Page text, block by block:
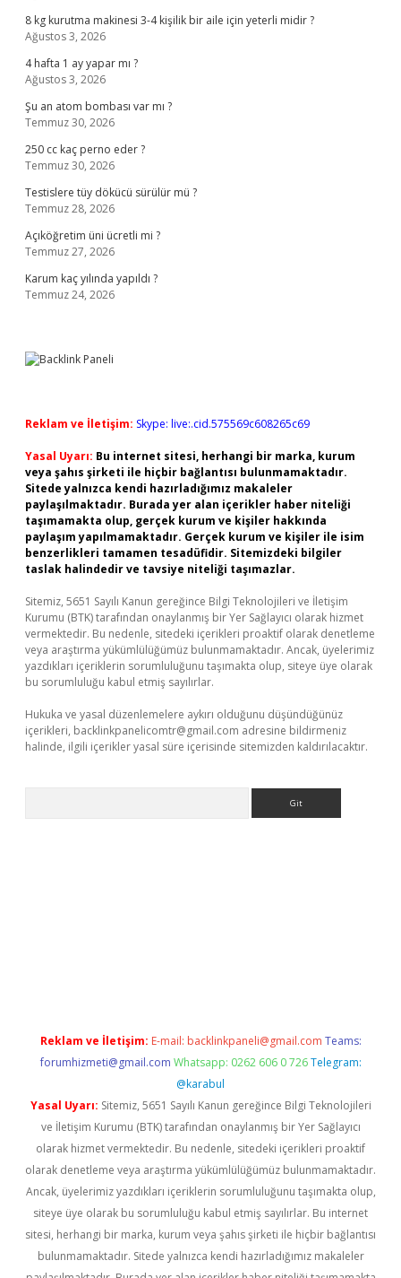
8 kg kurutma makinesi 3-4 kişilik bir aile için yeterli midir ?
Ağustos 3, 2026
4 hafta 1 ay yapar mı ?
Ağustos 3, 2026
Şu an atom bombası var mı ?
Temmuz 30, 2026
250 cc kaç perno eder ?
Temmuz 30, 2026
Testislere tüy dökücü sürülür mü ?
Temmuz 28, 2026
Açıköğretim üni ücretli mi ?
Temmuz 27, 2026
Karum kaç yılında yapıldı ?
Temmuz 24, 2026
Reklam ve İletişim: Skype: live:.cid.575569c608265c69
Yasal Uyarı: Bu internet sitesi, herhangi bir marka, kurum
veya şahıs şirketi ile hiçbir bağlantısı bulunmamaktadır.
Sitede yalnızca kendi hazırladığımız makaleler
paylaşılmaktadır. Burada yer alan içerikler haber niteliği
taşımamakta olup, gerçek kurum ve kişiler hakkında
paylaşım yapılmamaktadır. Gerçek kurum ve kişiler ile isim
benzerlikleri tamamen tesadüfidir. Sitemizdeki bilgiler
taslak halindedir ve tavsiye niteliği taşımazlar.
Sitemiz, 5651 Sayılı Kanun gereğince Bilgi Teknolojileri ve İletişim
Kurumu (BTK) tarafından onaylanmış bir Yer Sağlayıcı olarak hizmet
vermektedir. Bu nedenle, sitedeki içerikleri proaktif olarak denetleme
veya araştırma yükümlülüğümüz bulunmamaktadır. Ancak, üyelerimiz
yazdıkları içeriklerin sorumluluğunu taşımakta olup, siteye üye olarak
bu sorumluluğu kabul etmiş sayılırlar.
Hukuka ve yasal düzenlemelere aykırı olduğunu düşündüğünüz
içerikleri, backlinkpanelicomtr@gmail.com adresine bildirmeniz
halinde, ilgili içerikler yasal süre içerisinde sitemizden kaldırılacaktır.
Reklam ve İletişim: E-mail: backlinkpaneli@gmail.com Teams:
forumhizmeti@gmail.com Whatsapp: 0262 606 0 726 Telegram:
@karabul
Yasal Uyarı: Sitemiz, 5651 Sayılı Kanun gereğince Bilgi Teknolojileri
ve İletişim Kurumu (BTK) tarafından onaylanmış bir Yer Sağlayıcı
olarak hizmet vermektedir. Bu nedenle, sitedeki içerikleri proaktif
olarak denetleme veya araştırma yükümlülüğümüz bulunmamaktadır.
Ancak, üyelerimiz yazdıkları içeriklerin sorumluluğunu taşımakta olup,
siteye üye olarak bu sorumluluğu kabul etmiş sayılırlar. Bu internet
sitesi, herhangi bir marka, kurum veya şahıs şirketi ile hiçbir bağlantısı
bulunmamaktadır. Sitede yalnızca kendi hazırladığımız makaleler